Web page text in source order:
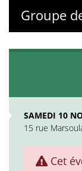
Groupe
SAMEDI 10
15 rue
Cet